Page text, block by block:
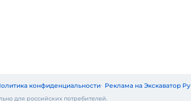
конфиденциальности Реклама на Экскаватор Ру
для российских потребителей.